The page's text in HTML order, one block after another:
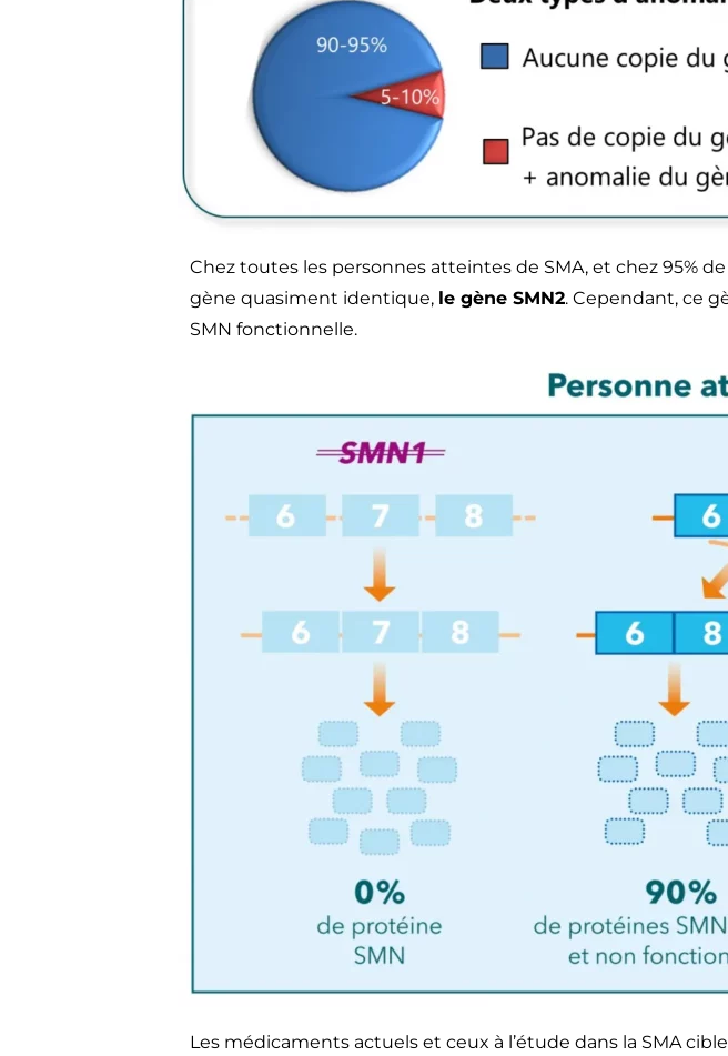
Chez toutes les personnes atteintes de SMA, et chez 95%
gène quasiment identique, le gène SMN2. Cependant, ce
SMN fonctionnelle.
Les médicaments actuels et ceux à l’étude dans la SMA